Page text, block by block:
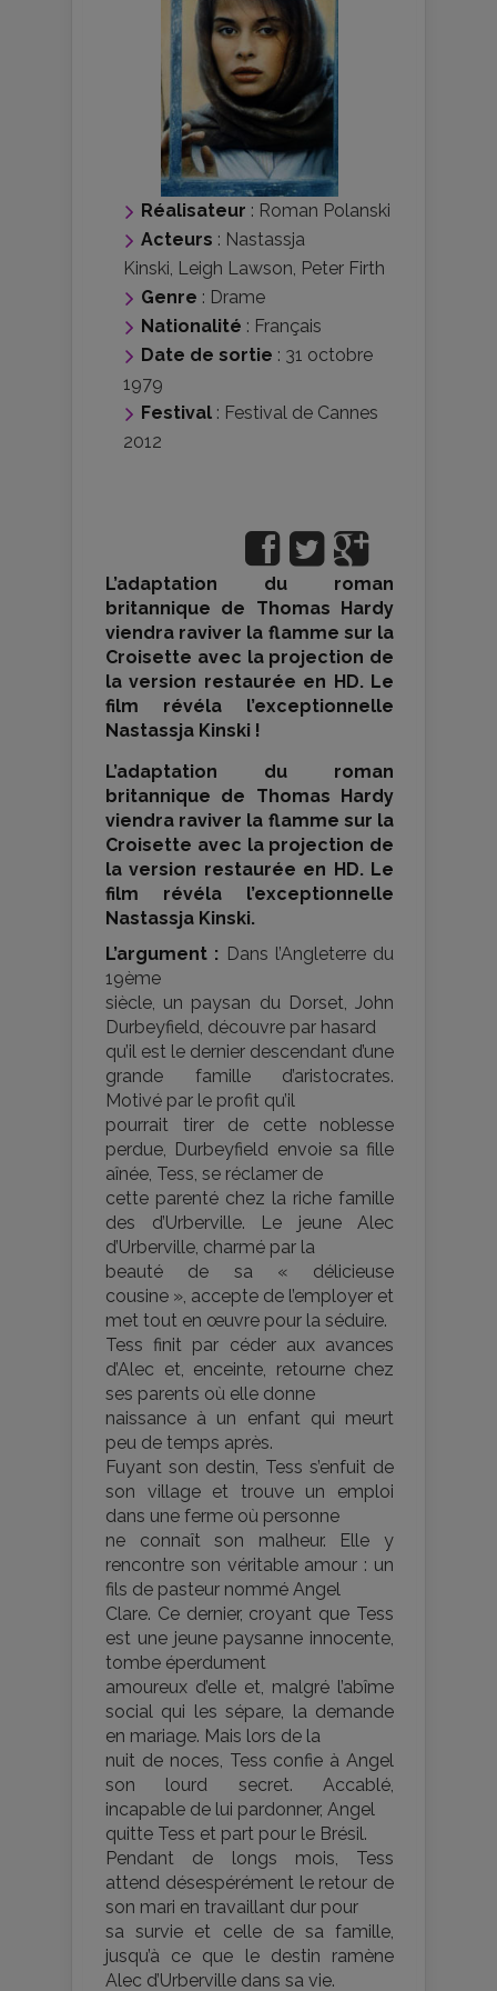
Réalisateur : Roman Polanski
Acteurs : Nastassja
Kinski, Leigh Lawson, Peter Firth
Genre : Drame
Nationalité : Français
Date de sortie : 31 octobre
1979
Festival : Festival de Cannes
2012
L’adaptation du roman
britannique de Thomas Hardy
viendra raviver la flamme sur la
Croisette avec la projection de
la version restaurée en HD. Le
film révéla l’exceptionnelle
Nastassja Kinski !
L’adaptation du roman
britannique de Thomas Hardy
viendra raviver la flamme sur la
Croisette avec la projection de
la version restaurée en HD. Le
film révéla l’exceptionnelle
Nastassja Kinski.
L’argument : Dans l’Angleterre du
19ème
siècle, un paysan du Dorset, John
Durbeyfield, découvre par hasard
qu’il est le dernier descendant d’une
grande famille d’aristocrates.
Motivé par le profit qu’il
pourrait tirer de cette noblesse
perdue, Durbeyfield envoie sa fille
aînée, Tess, se réclamer de
cette parenté chez la riche famille
des d’Urberville. Le jeune Alec
d’Urberville, charmé par la
beauté de sa « délicieuse
cousine », accepte de l’employer et
met tout en œuvre pour la séduire.
Tess finit par céder aux avances
d’Alec et, enceinte, retourne chez
ses parents où elle donne
naissance à un enfant qui meurt
peu de temps après.
Fuyant son destin, Tess s’enfuit de
son village et trouve un emploi
dans une ferme où personne
ne connaît son malheur. Elle y
rencontre son véritable amour : un
fils de pasteur nommé Angel
Clare. Ce dernier, croyant que Tess
est une jeune paysanne innocente,
tombe éperdument
amoureux d’elle et, malgré l’abîme
social qui les sépare, la demande
en mariage. Mais lors de la
nuit de noces, Tess confie à Angel
son lourd secret. Accablé,
incapable de lui pardonner, Angel
quitte Tess et part pour le Brésil.
Pendant de longs mois, Tess
attend désespérément le retour de
son mari en travaillant dur pour
sa survie et celle de sa famille,
jusqu’à ce que le destin ramène
Alec d’Urberville dans sa vie.